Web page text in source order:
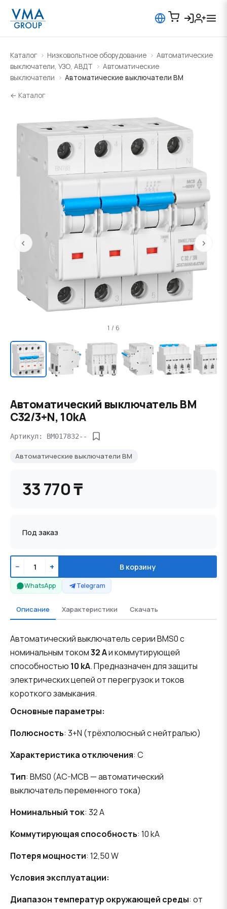
Каталог Низковольтное оборудование
Автоматические
выключатели, УЗО, АВДТ
Автоматические
выключатели
Автоматические выключатели BM
← Каталог
‹ ›
1 / 6
Автоматический выключатель BM
C32/3+N, 10kA
Артикул: BM017832--
Автоматические выключатели BM
33 770 ₸
Под заказ
− + В корзину
WhatsApp Telegram
Описание Характеристики Скачать
Автоматический выключатель серии BMS0 с
номинальным током32 Aи коммутирующей
способностью 10 kA. Предназначен для защиты
электрических цепей от перегрузок и токов
короткого замыкания.
Основные параметры:
Полюсность: 3+N (трёхполюсный с нейтралью)
Характеристика отключения: C
Тип: BMS0 (AC-MCB — автоматический
выключатель переменного тока)
Номинальный ток: 32 A
Коммутирующая способность: 10 kA
Потеря мощности: 12,50 W
Условия эксплуатации:
Диапазон температур окружающей среды: от